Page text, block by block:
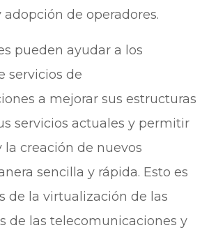
adopción de operadores.
pueden ayudar a los
servicios de
a mejorar sus estructuras
servicios actuales y permitir
la creación de nuevos
sencilla y rápida. Esto es
de la virtualización de las
de las telecomunicaciones y